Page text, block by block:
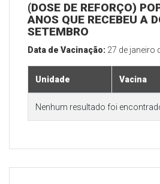
(DOSE DE REFORÇO)
ANOS QUE RECEBEU A
SETEMBRO
Data de Vacinação: 27 de janeiro
Unidade Vacina
Nenhum resultado foi